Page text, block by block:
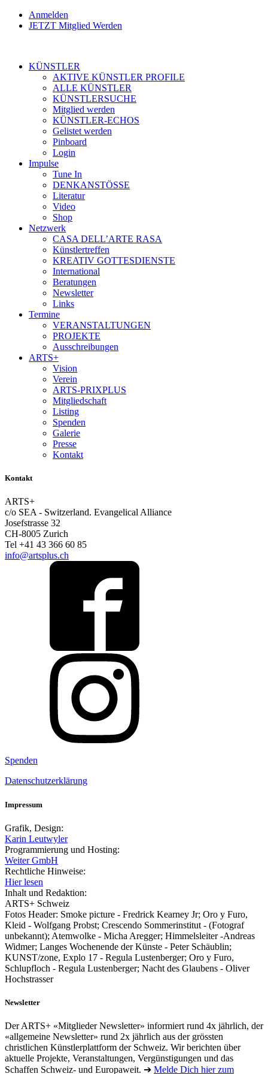
Anmelden
JETZT Mitglied Werden
KÜNSTLER
AKTIVE KÜNSTLER PROFILE
ALLE KÜNSTLER
KÜNSTLERSUCHE
Mitglied werden
KÜNSTLER-ECHOS
Gelistet werden
Pinboard
Login
Impulse
Tune In
DENKANSTÖSSE
Literatur
Video
Shop
Netzwerk
CASA DELL’ARTE RASA
Künstlertreffen
KREATIV GOTTESDIENSTE
International
Beratungen
Newsletter
Links
Termine
VERANSTALTUNGEN
PROJEKTE
Ausschreibungen
ARTS+
Vision
Verein
ARTS-PRIXPLUS
Mitgliedschaft
Listing
Spenden
Galerie
Presse
Kontakt
Kontakt
ARTS+
c/o SEA - Switzerland. Evangelical Alliance
Josefstrasse 32
CH-8005 Zurich
Tel +41 43 366 60 85
info@artsplus.ch
Spenden
Datenschutzerklärung
Impressum
Grafik, Design:
Karin Leutwyler
Programmierung und Hosting:
Weiter GmbH
Rechtliche Hinweise:
Hier lesen
Inhalt und Redaktion:
ARTS+ Schweiz
Fotos Header: Smoke picture - Fredrick Kearney Jr; Oro y Furo,
Kleid - Wolfgang Probst; Crescendo Sommerinstitut - (Fotograf
unbekannt); Atemwolke - Micha Aregger; Himmelsleiter -Andreas
Widmer; Langes Wochenende der Künste - Peter Schäublin;
KUNST/zone, Explo 17 - Regula Lustenberger; Oro y Furo,
Schlupfloch - Regula Lustenberger; Nacht des Glaubens - Oliver
Hochstrasser
Newsletter
Der ARTS+ «Mitglieder Newsletter» informiert rund 4x jährlich, der
«allgemeine Newsletter» rund 2x jährlich aus der grössten
christlichen Künstlerplattform der Schweiz. Wir berichten über
aktuelle Projekte, Veranstaltungen, Vergünstigungen und das
Schaffen Schweiz- und Europaweit. ➔ Melde Dich hier zum